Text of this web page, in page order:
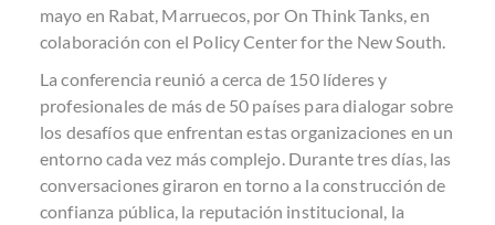
mayo en Rabat, Marruecos, por On Think Tanks, en
colaboración con el Policy Center for the New South.
La conferencia reunió a cerca de 150 líderes y
profesionales de más de 50 países para dialogar sobre
los desafíos que enfrentan estas organizaciones en un
entorno cada vez más complejo. Durante tres días, las
conversaciones giraron en torno a la construcción de
confianza pública, la reputación institucional, la